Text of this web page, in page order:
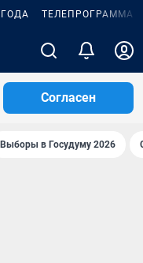
ТЕЛЕПРОГРАММА
Согласен
Выборы в Госудуму 2026